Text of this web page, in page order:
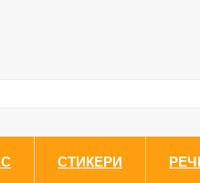
СТИКЕРИ